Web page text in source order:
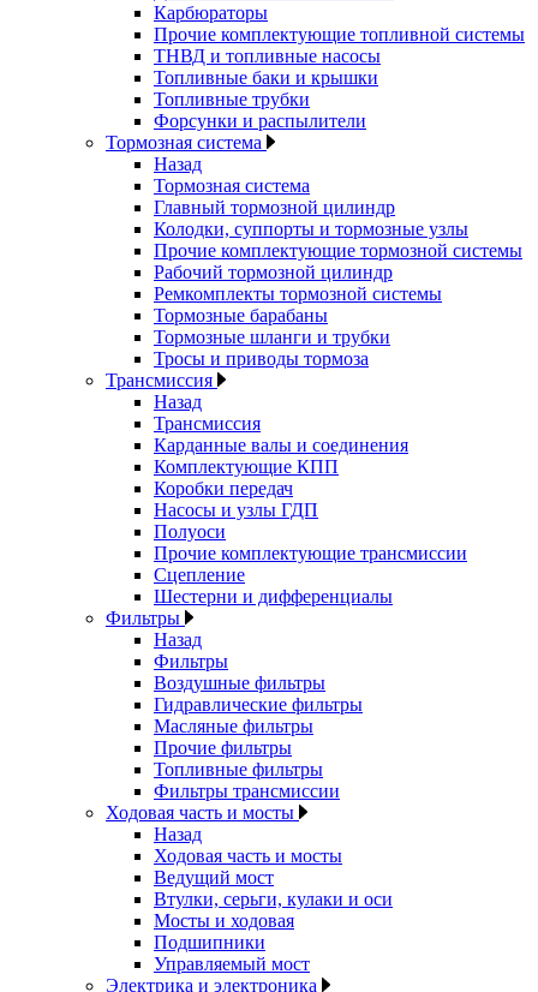
Карбюраторы
Прочие комплектующие топливной системы
ТНВД и топливные насосы
Топливные баки и крышки
Топливные трубки
Форсунки и распылители
Тормозная система
Назад
Тормозная система
Главный тормозной цилиндр
Колодки, суппорты и тормозные узлы
Прочие комплектующие тормозной системы
Рабочий тормозной цилиндр
Ремкомплекты тормозной системы
Тормозные барабаны
Тормозные шланги и трубки
Тросы и приводы тормоза
Трансмиссия
Назад
Трансмиссия
Карданные валы и соединения
Комплектующие КПП
Коробки передач
Насосы и узлы ГДП
Полуоси
Прочие комплектующие трансмиссии
Сцепление
Шестерни и дифференциалы
Фильтры
Назад
Фильтры
Воздушные фильтры
Гидравлические фильтры
Масляные фильтры
Прочие фильтры
Топливные фильтры
Фильтры трансмиссии
Ходовая часть и мосты
Назад
Ходовая часть и мосты
Ведущий мост
Втулки, серьги, кулаки и оси
Мосты и ходовая
Подшипники
Управляемый мост
Электрика и электроника